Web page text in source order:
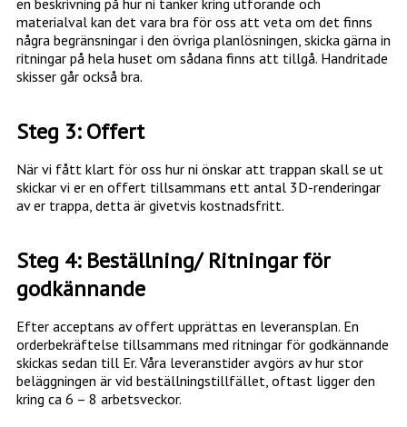
en beskrivning på hur ni tänker kring utförande och
materialval kan det vara bra för oss att veta om det finns
några begränsningar i den övriga planlösningen, skicka gärna in
ritningar på hela huset om sådana finns att tillgå. Handritade
skisser går också bra.
Steg 3: Offert
När vi fått klart för oss hur ni önskar att trappan skall se ut
skickar vi er en offert tillsammans ett antal 3D-renderingar
av er trappa, detta är givetvis kostnadsfritt.
Steg 4: Beställning/ Ritningar för
godkännande
Efter acceptans av offert upprättas en leveransplan. En
orderbekräftelse tillsammans med ritningar för godkännande
skickas sedan till Er. Våra leveranstider avgörs av hur stor
beläggningen är vid beställningstillfället, oftast ligger den
kring ca 6 – 8 arbetsveckor.